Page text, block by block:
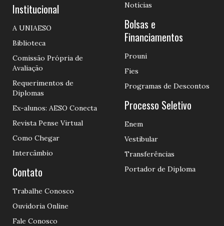
Institucional
A UNIAESO
Biblioteca
Comissão Própria de
Avaliação
Requerimentos de
Diplomas
Ex-alunos: AESO Conecta
Revista Pense Virtual
Como Chegar
Intercâmbio
Contato
Trabalhe Conosco
Ouvidoria Online
Fale Conosco
Notícias
Bolsas e
Financiamentos
Prouni
Fies
Programas de Descontos
Processo Seletivo
Enem
Vestibular
Transferências
Portador de Diploma